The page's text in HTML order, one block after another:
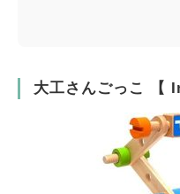
大工さんごっこ 【